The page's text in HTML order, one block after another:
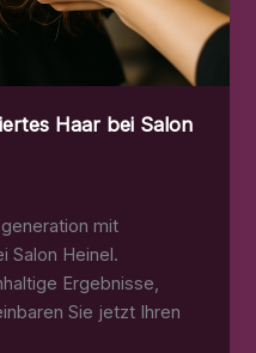
Haar bei Salon
mit
Salon Heinel.
Ergebnisse,
Sie jetzt Ihren